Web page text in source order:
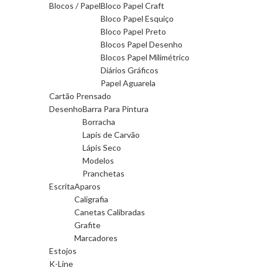
Blocos / PapelBloco Papel Craft
Bloco Papel Esquiço
Bloco Papel Preto
Blocos Papel Desenho
Blocos Papel Milimétrico
Diários Gráficos
Papel Aguarela
Cartão Prensado
DesenhoBarra Para Pintura
Borracha
Lapis de Carvão
Lápis Seco
Modelos
Pranchetas
EscritaAparos
Caligrafia
Canetas Calibradas
Grafite
Marcadores
Estojos
K-Line